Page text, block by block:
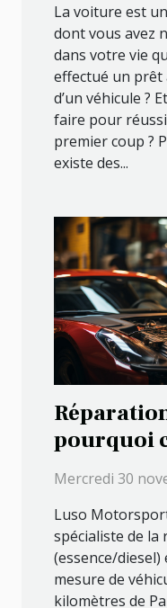
La voiture est
dont vous avez
dans votre vie
effectué un prêt
d’un véhicule ?
faire pour
premier coup ?
existe des...
pourquoi
Mercredi 30
Luso
spécialiste de
(essence/
mesure de
kilomètres de